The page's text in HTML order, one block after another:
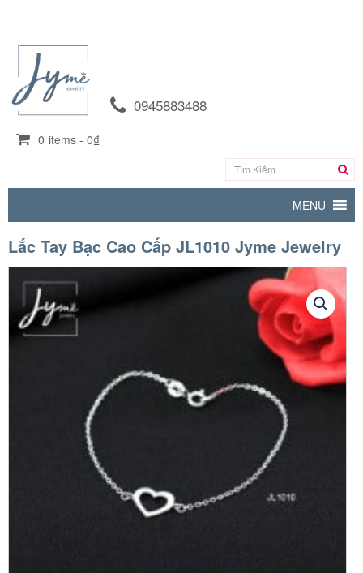
0945883488
0 items - 0₫
MENU
Lắc Tay Bạc Cao Cấp JL1010 Jyme Jewelry